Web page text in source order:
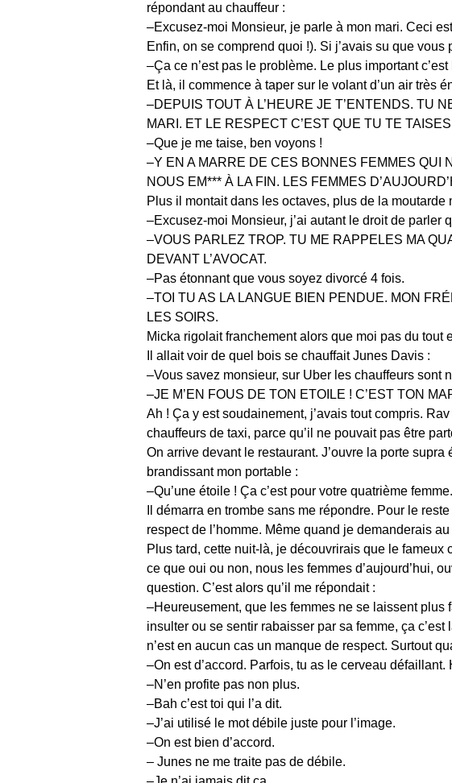
répondant au chauffeur :
–Excusez-moi Monsieur, je parle à mon mari. Ceci
Enfin, on se comprend quoi !). Si j’avais su que
–Ça ce n’est pas le problème. Le plus important
Et là, il commence à taper sur le volant d’un air très
–DEPUIS TOUT À L’HEURE JE T’ENTENDS. TU
MARI. ET LE RESPECT C’EST QUE TU TE
–Que je me taise, ben voyons !
–Y EN A MARRE DE CES BONNES FEMMES QUI
NOUS EM*** À LA FIN. LES FEMMES
Plus il montait dans les octaves, plus de la moutarde
–Excusez-moi Monsieur, j’ai autant le droit de parler
–VOUS PARLEZ TROP. TU ME RAPPELES MA
DEVANT L’AVOCAT.
–Pas étonnant que vous soyez divorcé 4 fois.
–TOI TU AS LA LANGUE BIEN PENDUE. MON
LES SOIRS.
Micka rigolait franchement alors que moi pas du
Il allait voir de quel bois se chauffait Junes Davis :
–Vous savez monsieur, sur Uber les chauffeurs sont
–JE M’EN FOUS DE TON ETOILE ! C’EST TON
Ah ! Ça y est soudainement, j’avais tout compris.
chauffeurs de taxi, parce qu’il ne pouvait pas être
On arrive devant le restaurant. J’ouvre la porte
brandissant mon portable :
–Qu’une étoile ! Ça c’est pour votre quatrième
Il démarra en trombe sans me répondre. Pour le
respect de l’homme. Même quand je demanderais
Plus tard, cette nuit-là, je découvrirais que le fameux
ce que oui ou non, nous les femmes d’aujourd’hui,
question. C’est alors qu’il me répondait :
–Heureusement, que les femmes ne se laissent plus
insulter ou se sentir rabaisser par sa femme, ça
n’est en aucun cas un manque de respect. Surtout
–On est d’accord. Parfois, tu as le cerveau
–N’en profite pas non plus.
–Bah c’est toi qui l’a dit.
–J’ai utilisé le mot débile juste pour l’image.
–On est bien d’accord.
– Junes ne me traite pas de débile.